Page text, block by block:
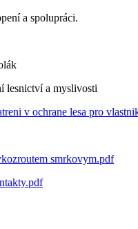
a spolupráci.
lesnictví a myslivosti
v ochrane lesa pro
smrkovym.pdf